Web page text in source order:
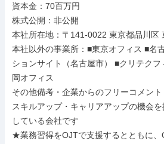
資本金：70百万円
株式公開：非公開
本社所在地：〒141-0022 東京都品川区
本社以外の事業所：■東京オフィス ■名
ションサイト（名古屋市） ■クリテク
岡オフィス
その他備考・企業からのフリーコメン
スキルアップ・キャリアアップの機会
している会社です
★業務習得をOJTで支援するとともに、